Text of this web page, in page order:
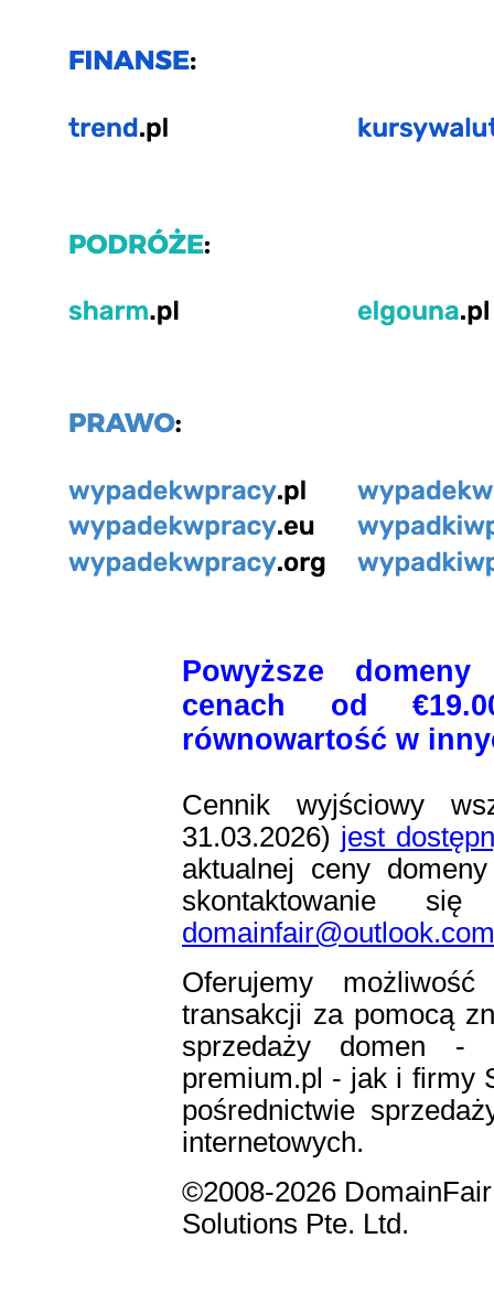
Powyższe
cenach od
równowartość w
Cennik wyjściowy
31.03.2026) jest
aktualnej ceny
skontaktowanie
domainfair@outlook.com
Oferujemy możliwość
transakcji za pomocą
sprzedaży domen -
premium.pl - jak i firmy
pośrednictwie
internetowych.
©2008-2026
Solutions Pte. Ltd.